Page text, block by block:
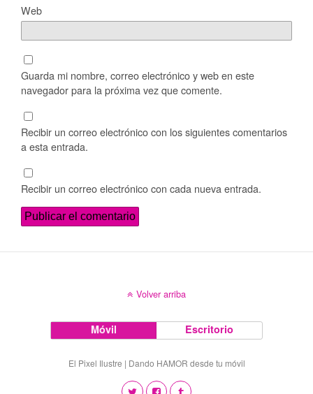
Web
Guarda mi nombre, correo electrónico y web en este
navegador para la próxima vez que comente.
Recibir un correo electrónico con los siguientes comentarios
a esta entrada.
Recibir un correo electrónico con cada nueva entrada.
Volver arriba
Móvil Escritorio
El Pixel Ilustre | Dando HAMOR desde tu móvil